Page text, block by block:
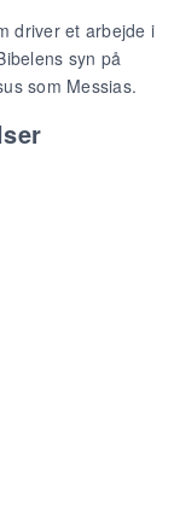
driver et arbejde i
syn på
som Messias.